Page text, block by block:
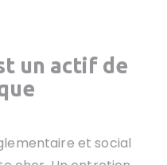
un actif de
et social